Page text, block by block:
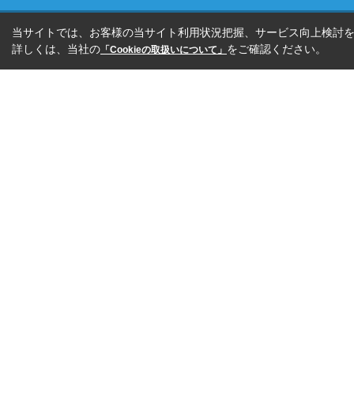
当サイトでは、お客様の当サイト利用状況把握、サービス向上検討
詳しくは、当社の 「Cookieの取扱いについて」 をご確認ください。